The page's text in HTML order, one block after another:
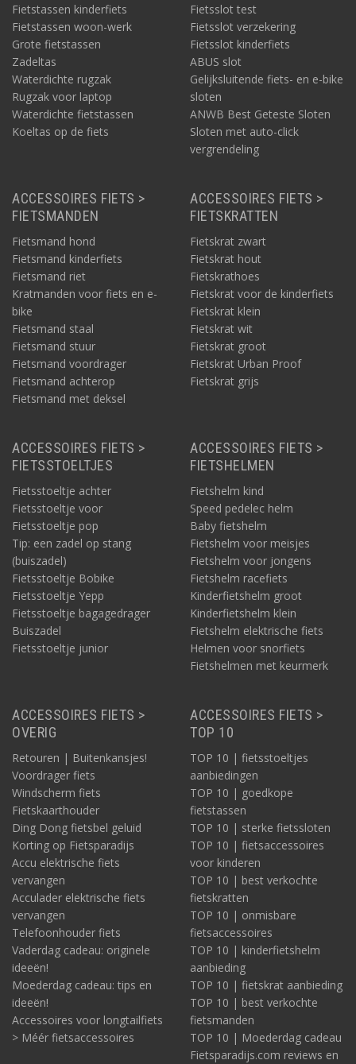
Fietstassen kinderfiets
Fietstassen woon-werk
Grote fietstassen
Zadeltas
Waterdichte rugzak
Rugzak voor laptop
Waterdichte fietstassen
Koeltas op de fiets
Fietsslot test
Fietsslot verzekering
Fietsslot kinderfiets
ABUS slot
Gelijksluitende fiets- en e-bike
sloten
ANWB Best Geteste Sloten
Sloten met auto-click
vergrendeling
ACCESSOIRES FIETS >
FIETSMANDEN
Fietsmand hond
Fietsmand kinderfiets
Fietsmand riet
Kratmanden voor fiets en e-
bike
Fietsmand staal
Fietsmand stuur
Fietsmand voordrager
Fietsmand achterop
Fietsmand met deksel
ACCESSOIRES FIETS >
FIETSKRATTEN
Fietskrat zwart
Fietskrat hout
Fietskrathoes
Fietskrat voor de kinderfiets
Fietskrat klein
Fietskrat wit
Fietskrat groot
Fietskrat Urban Proof
Fietskrat grijs
ACCESSOIRES FIETS >
FIETSSTOELTJES
Fietsstoeltje achter
Fietsstoeltje voor
Fietsstoeltje pop
Tip: een zadel op stang
(buiszadel)
Fietsstoeltje Bobike
Fietsstoeltje Yepp
Fietsstoeltje bagagedrager
Buiszadel
Fietsstoeltje junior
ACCESSOIRES FIETS >
FIETSHELMEN
Fietshelm kind
Speed pedelec helm
Baby fietshelm
Fietshelm voor meisjes
Fietshelm voor jongens
Fietshelm racefiets
Kinderfietshelm groot
Kinderfietshelm klein
Fietshelm elektrische fiets
Helmen voor snorfiets
Fietshelmen met keurmerk
ACCESSOIRES FIETS >
OVERIG
Retouren | Buitenkansjes!
Voordrager fiets
Windscherm fiets
Fietskaarthouder
Ding Dong fietsbel geluid
Korting op Fietsparadijs
Accu elektrische fiets
vervangen
Acculader elektrische fiets
vervangen
Telefoonhouder fiets
Vaderdag cadeau: originele
ideeën!
Moederdag cadeau: tips en
ideeën!
Accessoires voor longtailfiets
> Méér fietsaccessoires
ACCESSOIRES FIETS >
TOP 10
TOP 10 | fietsstoeltjes
aanbiedingen
TOP 10 | goedkope
fietstassen
TOP 10 | sterke fietssloten
TOP 10 | fietsaccessoires
voor kinderen
TOP 10 | best verkochte
fietskratten
TOP 10 | onmisbare
fietsaccessoires
TOP 10 | kinderfietshelm
aanbieding
TOP 10 | fietskrat aanbieding
TOP 10 | best verkochte
fietsmanden
TOP 10 | Moederdag cadeau
Fietsparadijs.com reviews en